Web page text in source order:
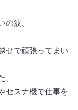
の波、
せで頑張ってまい
。
セスナ機で仕事を